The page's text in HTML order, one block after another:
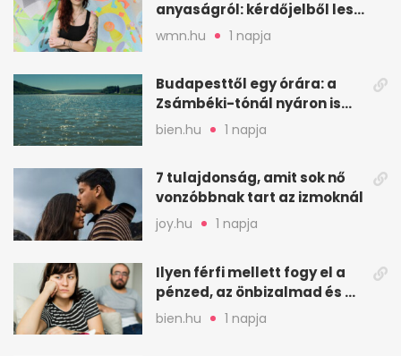
anyaságról: kérdőjelből lesz
valaha felkiáltójel?
wmn.hu 1 napja
Budapesttől egy órára: a
Zsámbéki-tónál nyáron is
van hely
bien.hu 1 napja
7 tulajdonság, amit sok nő
vonzóbbnak tart az izmoknál
joy.hu 1 napja
Ilyen férfi mellett fogy el a
pénzed, az önbizalmad és a
nyugalmad
bien.hu 1 napja